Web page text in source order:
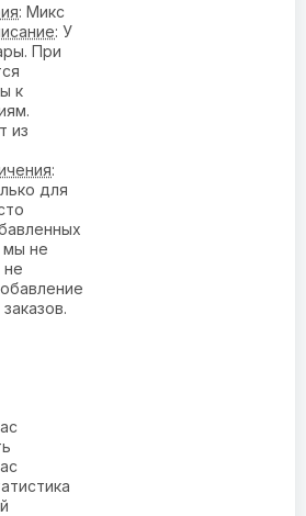
: Микс
: У
При
к
из
:
для
мы не